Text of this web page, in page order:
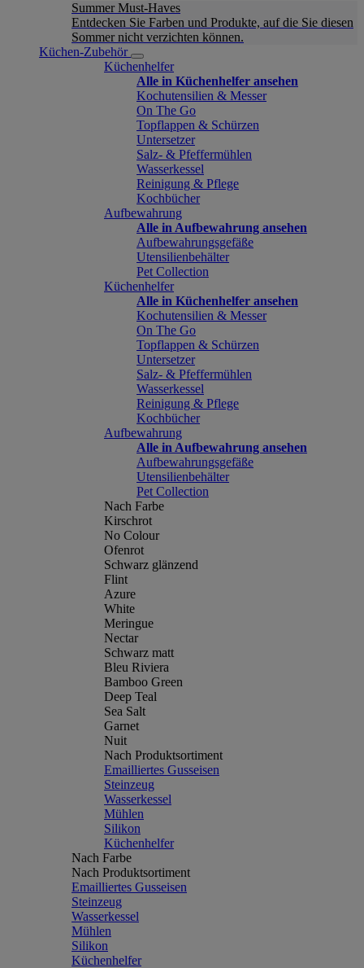
Summer Must-Haves
Entdecken Sie Farben und Produkte, auf die Sie diesen
Sommer nicht verzichten können.
Küchen-Zubehör
Küchenhelfer
Alle in Küchenhelfer ansehen
Kochutensilien & Messer
On The Go
Topflappen & Schürzen
Untersetzer
Salz- & Pfeffermühlen
Wasserkessel
Reinigung & Pflege
Kochbücher
Aufbewahrung
Alle in Aufbewahrung ansehen
Aufbewahrungsgefäße
Utensilienbehälter
Pet Collection
Küchenhelfer
Alle in Küchenhelfer ansehen
Kochutensilien & Messer
On The Go
Topflappen & Schürzen
Untersetzer
Salz- & Pfeffermühlen
Wasserkessel
Reinigung & Pflege
Kochbücher
Aufbewahrung
Alle in Aufbewahrung ansehen
Aufbewahrungsgefäße
Utensilienbehälter
Pet Collection
Nach Farbe
Kirschrot
No Colour
Ofenrot
Schwarz glänzend
Flint
Azure
White
Meringue
Nectar
Schwarz matt
Bleu Riviera
Bamboo Green
Deep Teal
Sea Salt
Garnet
Nuit
Nach Produktsortiment
Emailliertes Gusseisen
Steinzeug
Wasserkessel
Mühlen
Silikon
Küchenhelfer
Nach Farbe
Nach Produktsortiment
Emailliertes Gusseisen
Steinzeug
Wasserkessel
Mühlen
Silikon
Küchenhelfer